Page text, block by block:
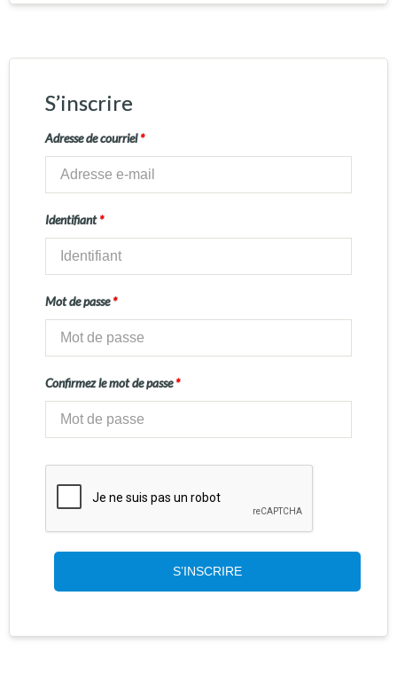
S’inscrire
Adresse de courriel*
Identifiant*
Mot de passe*
Confirmez le mot de passe*
S’INSCRIRE